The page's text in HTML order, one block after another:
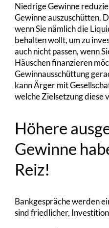
Niedrige Gewinne
Gewinne auszuschütten.
wenn Sie nämlich die
behalten wollt, um zu
auch nicht passen, wenn
Häuschen finanzieren
Gewinnausschüttung
kann Ärger mit
welche Zielsetzung diese
Höhere
Gewinne
Reiz!
Bankgespräche werden
sind friedlicher,